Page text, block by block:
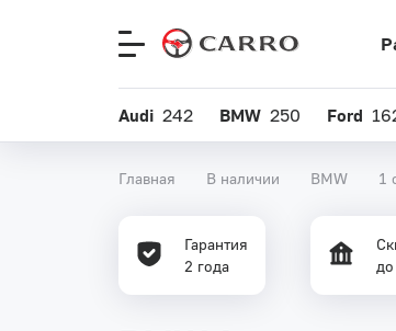
Audi 242 BMW 250 Ford
Главная В наличии BMW 1
Гарантия
2 года